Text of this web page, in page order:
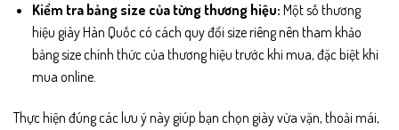
Kiểm tra bảng size của từng thương hiệu: Một số thương
hiệu giày Hàn Quốc có cách quy đổi size riêng nên tham khảo
bảng size chính thức của thương hiệu trước khi mua, đặc biệt khi
mua online.
Thực hiện đúng các lưu ý này giúp bạn chọn giày vừa vặn, thoải mái,